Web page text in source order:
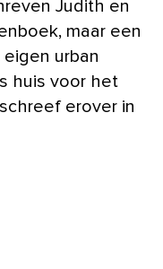
Judith en
maar een
urban
huis voor het
erover in